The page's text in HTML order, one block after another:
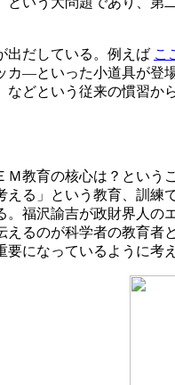
出だしている。例えば こ
カ―といった小道具が登
などという従来の慣習
教育の核心は？という
る」という教育、訓
福沢諭吉が政財界人
えるのが科学者の教育
になっているように考え